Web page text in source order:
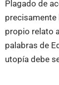
Plagado de
precisamente
propio relato
palabras de
utopía debe